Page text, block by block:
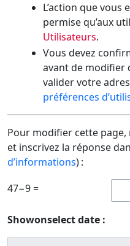
L’action que vous
permise qu’aux
Utilisateurs.
Vous devez
avant de modifier
valider votre
préférences
Pour modifier cette page,
et inscrivez la réponse
d’informations) :
47−9 =
Showonselect date :